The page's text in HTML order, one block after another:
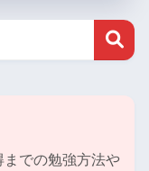
での勉強方法や